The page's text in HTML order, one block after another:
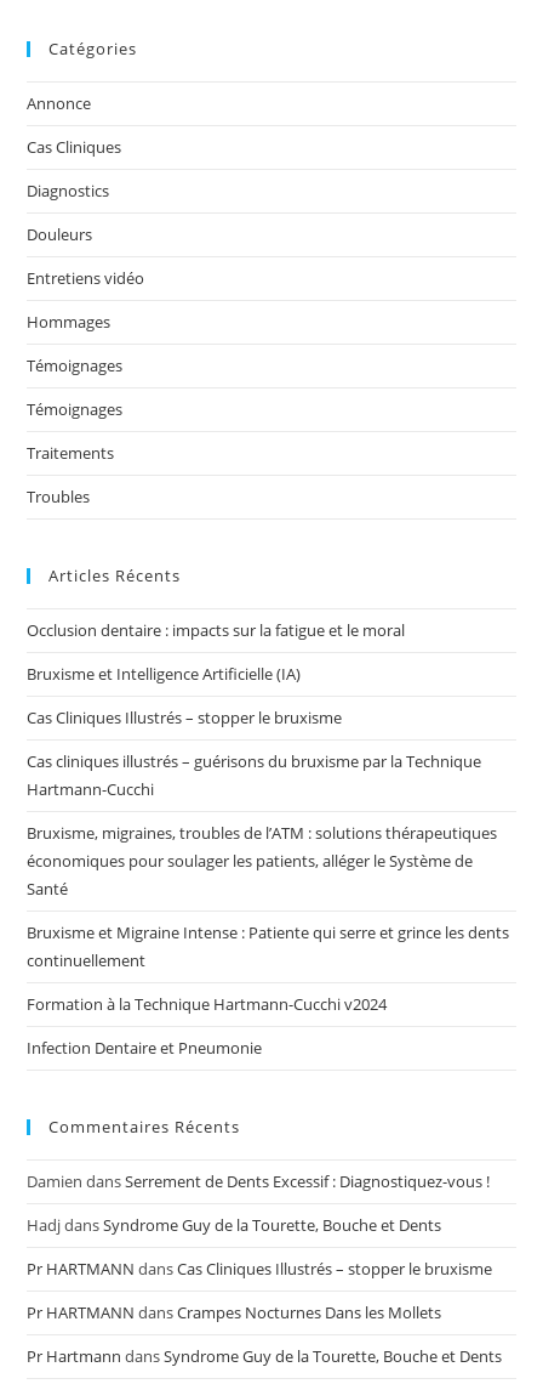
Catégories
Annonce
Cas Cliniques
Diagnostics
Douleurs
Entretiens vidéo
Hommages
Témoignages
Témoignages
Traitements
Troubles
Articles Récents
Occlusion dentaire : impacts sur la fatigue et le moral
Bruxisme et Intelligence Artificielle (IA)
Cas Cliniques Illustrés – stopper le bruxisme
Cas cliniques illustrés – guérisons du bruxisme par la Technique
Hartmann-Cucchi
Bruxisme, migraines, troubles de l’ATM : solutions thérapeutiques
économiques pour soulager les patients, alléger le Système de
Santé
Bruxisme et Migraine Intense : Patiente qui serre et grince les dents
continuellement
Formation à la Technique Hartmann-Cucchi v2024
Infection Dentaire et Pneumonie
Commentaires Récents
Damien dansSerrement de Dents Excessif : Diagnostiquez-vous !
HadjdansSyndrome Guy de la Tourette, Bouche et Dents
Pr HARTMANN dansCas Cliniques Illustrés – stopper le bruxisme
Pr HARTMANN dansCrampes Nocturnes Dans les Mollets
Pr Hartmann dansSyndrome Guy de la Tourette, Bouche et Dents